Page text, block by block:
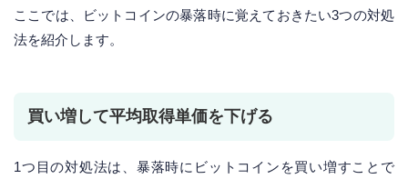
ここでは、ビットコインの暴落時に覚えておきたい3つの対処
法を紹介します。
買い増して平均取得単価を下げる
1つ目の対処法は、暴落時にビットコインを買い増すことで